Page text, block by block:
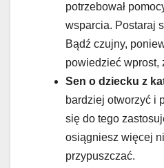
potrzebował
wsparcia. Postaraj
Bądź czujny,
powiedzieć wprost,
Sen o dziecku z
bardziej otworzyć i
się do tego
osiągniesz więcej
przypuszczać.